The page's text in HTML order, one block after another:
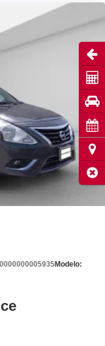
Modelo: